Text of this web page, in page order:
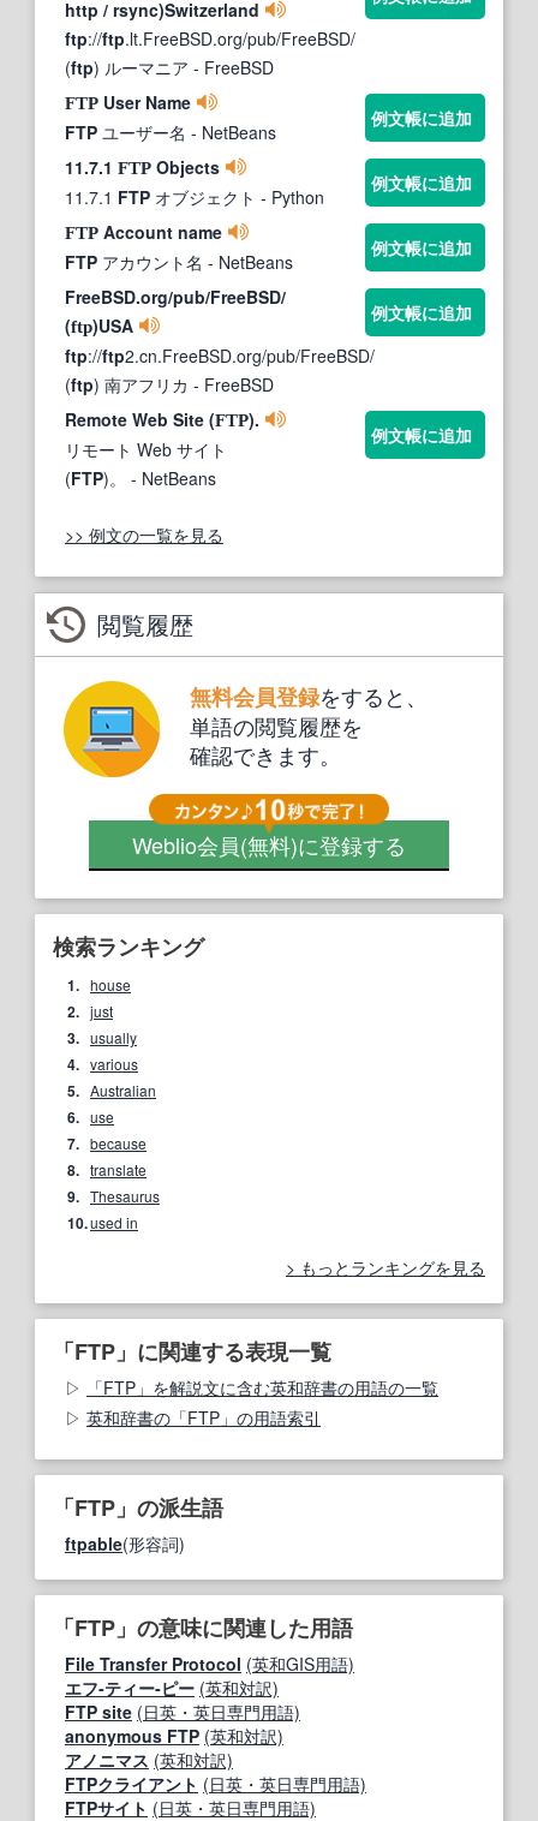
http / rsync)Switzerland
ftp://ftp.lt.FreeBSD.org/pub/FreeBSD/
(ftp) ルーマニア - FreeBSD
FTP User Name
FTP ユーザー名 - NetBeans
例文帳に追加
11.7.1 FTP Objects
11.7.1 FTP オブジェクト - Python
例文帳に追加
FTP Account name
FTP アカウント名 - NetBeans
例文帳に追加
FreeBSD.org/pub/FreeBSD/
(ftp)USA
ftp://ftp2.cn.FreeBSD.org/pub/FreeBSD/
(ftp) 南アフリカ - FreeBSD
例文帳に追加
Remote Web Site (FTP).
リモート Web サイト
(FTP)。 - NetBeans
例文帳に追加
>> 例文の一覧を見る
閲覧履歴
無料会員登録をすると、
単語の閲覧履歴を
確認できます。
Weblio会員(無料)に登録する
検索ランキング
1. house
2. just
3. usually
4. various
5. Australian
6. use
7. because
8. translate
9. Thesaurus
10.used in
もっとランキングを見る
「FTP」に関連する表現一覧
「FTP」を解説文に含む英和辞書の用語の一覧
英和辞書の「FTP」の用語索引
「FTP」の派生語
ftpable(形容詞)
「FTP」の意味に関連した用語
File Transfer Protocol (英和GIS用語)
エフ‐ティー‐ピー (英和対訳)
FTP site (日英・英日専門用語)
anonymous FTP (英和対訳)
アノニマス (英和対訳)
FTPクライアント (日英・英日専門用語)
FTPサイト (日英・英日専門用語)